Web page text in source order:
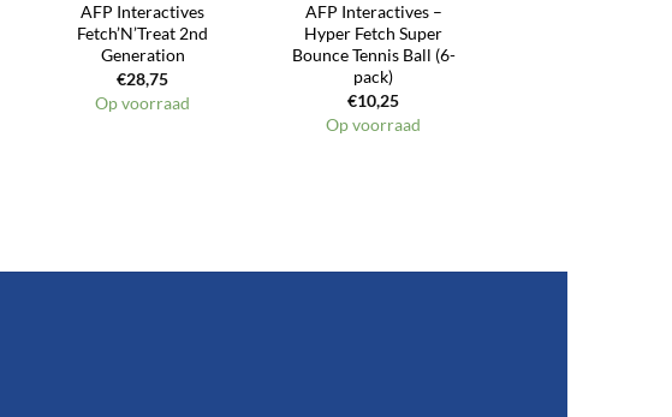
AFP Interactives
Fetch’N’Treat 2nd
Generation
€28,75
Op voorraad
AFP Interactives –
Hyper Fetch Super
Bounce Tennis Ball (6-
pack)
€10,25
Op voorraad